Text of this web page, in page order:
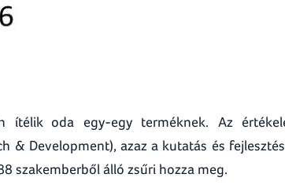
ítélik oda egy-egy terméknek. Az
& Development), azaz a kutatás és
szakemberből álló zsűri hozza meg.